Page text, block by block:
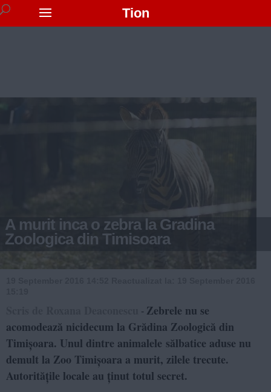
Tion
A murit inca o zebra la Gradina
Zoologica din Timisoara
- Zebrele nu se
acomodează nicidecum la Grădina Zoologică din
Timișoara. Unul dintre animalele sălbatice aduse nu
demult la Zoo Timișoara a murit, zilele trecute.
Autoritățile locale au ținut totul secret.